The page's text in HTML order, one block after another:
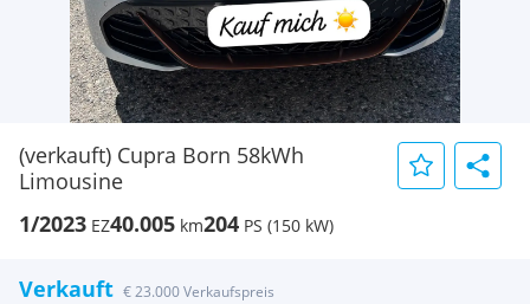
(verkauft) Cupra Born 58kWh
Limousine
1/2023 EZ40.005 km204 PS (150 kW)
Verkauft € 23.000 Verkaufspreis